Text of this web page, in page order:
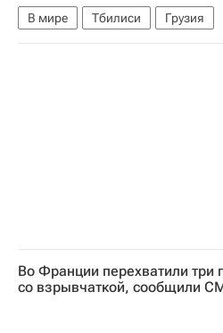
В мире Тбилиси Грузия
Во Франции перехватили три
со взрывчаткой, сообщили